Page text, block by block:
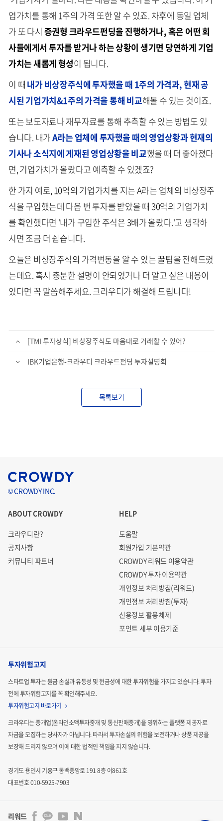
업가치를 통해 1주의 가격 또한 알 수 있죠. 차후에 동일 업체
가 또 다시 증권형 크라우드펀딩을 진행하거나, 혹은 어떤 회
사들에게서 투자를 받거나 하는 상황이 생기면 당연하게 기업
가치는 새롭게 형성이 됩니다.
이 때 내가 비상장주식에 투자했을 때 1주의 가격과, 현재 공
시된 기업가치&1주의 가격을 통해 비교해볼 수 있는 것이죠.
또는 보도자료나 재무자료를 통해 추측할 수 있는 방법도 있
습니다. 내가A라는 업체에 투자했을 때의 영업상황과 현재의
기사나 소식지에 게재된 영업상황을 비교했을 때 더 좋아졌다
면, 기업가치가 올랐다고 예측할 수 있겠죠?
한 가지 예로, 10억의 기업가치를 지는 A라는 업체의 비상장주
식을 구입했는데 다음 번 투자를 받았을 때 30억의 기업가치
를 확인했다면 '내가 구입한 주식은 3배가 올랐다.'고 생각하
시면 조금 더 쉽습니다.
오늘은 비상장주식의 가격변동을 알 수 있는 꿀팁을 전해드렸
는데요. 혹시 충분한 설명이 안되었거나 더 알고 싶은 내용이
있다면 꼭 말씀해주세요. 크라우디가 해결해 드립니다!
[TMI 투자상식] 비상장주식도 마음대로 거래할 수 있어?
IBK기업은행-크라우디 크라우드펀딩 투자설명회
목록보기
© CROWDY INC.
ABOUT CROWDY
크라우디란?
공지사항
커뮤니티 파트너
HELP
도움말
회원가입 기본약관
CROWDY 리워드 이용약관
CROWDY 투자 이용약관
개인정보 처리방침(리워드)
개인정보 처리방침(투자)
신용정보 활용체제
포인트 세부 이용기준
투자위험고지
스타트업 투자는 원금 손실과 유동성 및 현금성에 대한 투자위험을 가지고 있습니다.투자
전에 투자위험고지를 꼭 확인해주세요.
투자위험고지 바로가기
크라우디는 중개업(온라인소액투자중개 및 통신판매중개)을 영위하는 플랫폼 제공자로
자금을 모집하는당사자가 아닙니다. 따라서 투자손실의 위험을 보전하거나 상품 제공을
보장해 드리지 않으며 이에 대한 법적인 책임을 지지 않습니다.
경기도 용인시 기흥구 동백중앙로 191 8층 이861호
대표번호 010-5925-7903
리워드